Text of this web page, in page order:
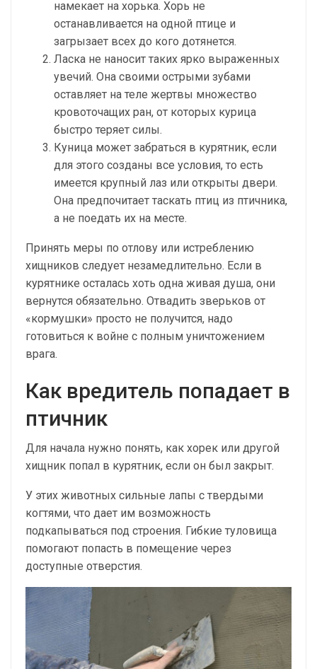
намекает на хорька. Хорь не
останавливается на одной птице и
загрызает всех до кого дотянется.
Ласка не наносит таких ярко выраженных
увечий. Она своими острыми зубами
оставляет на теле жертвы множество
кровоточащих ран, от которых курица
быстро теряет силы.
Куница может забраться в курятник, если
для этого созданы все условия, то есть
имеется крупный лаз или открыты двери.
Она предпочитает таскать птиц из птичника,
а не поедать их на месте.
Принять меры по отлову или истреблению
хищников следует незамедлительно. Если в
курятнике осталась хоть одна живая душа, они
вернутся обязательно. Отвадить зверьков от
«кормушки» просто не получится, надо
готовиться к войне с полным уничтожением
врага.
Как вредитель попадает в
птичник
Для начала нужно понять, как хорек или другой
хищник попал в курятник, если он был закрыт.
У этих животных сильные лапы с твердыми
когтями, что дает им возможность
подкапываться под строения. Гибкие туловища
помогают попасть в помещение через
доступные отверстия.